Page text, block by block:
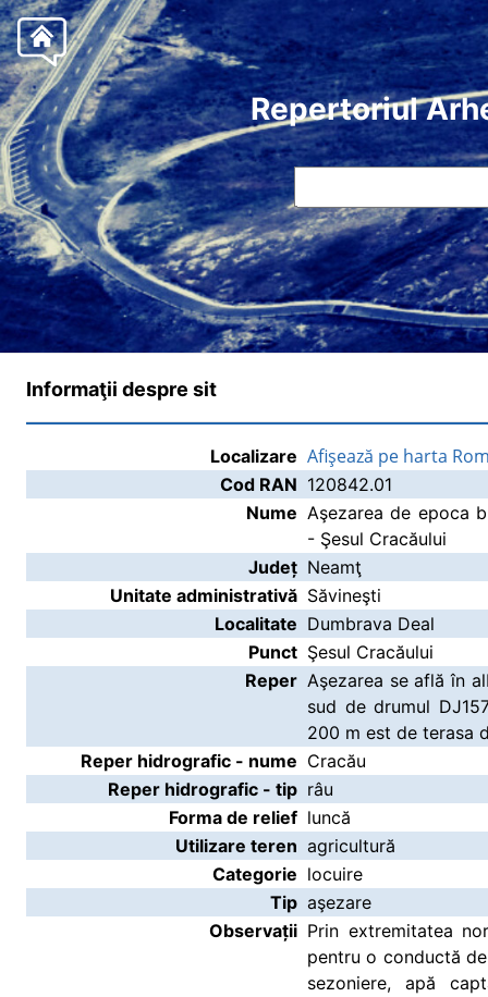
Repertoriul
Informaţii despre sit
Localizare Afişează pe harta
Cod RAN 120842.01
Nume Aşezarea de epoca
- Şesul Cracăului
Județ Neamţ
Unitate administrativă Săvineşti
Localitate Dumbrava Deal
Punct Şesul Cracăului
Reper Aşezarea se află în
sud de drumul
200 m est de terasa
Reper hidrografic - nume Cracău
Reper hidrografic - tip râu
Forma de relief luncă
Utilizare teren agricultură
Categorie locuire
Tip aşezare
Observații Prin extremitatea
pentru o conductă
sezoniere, apă